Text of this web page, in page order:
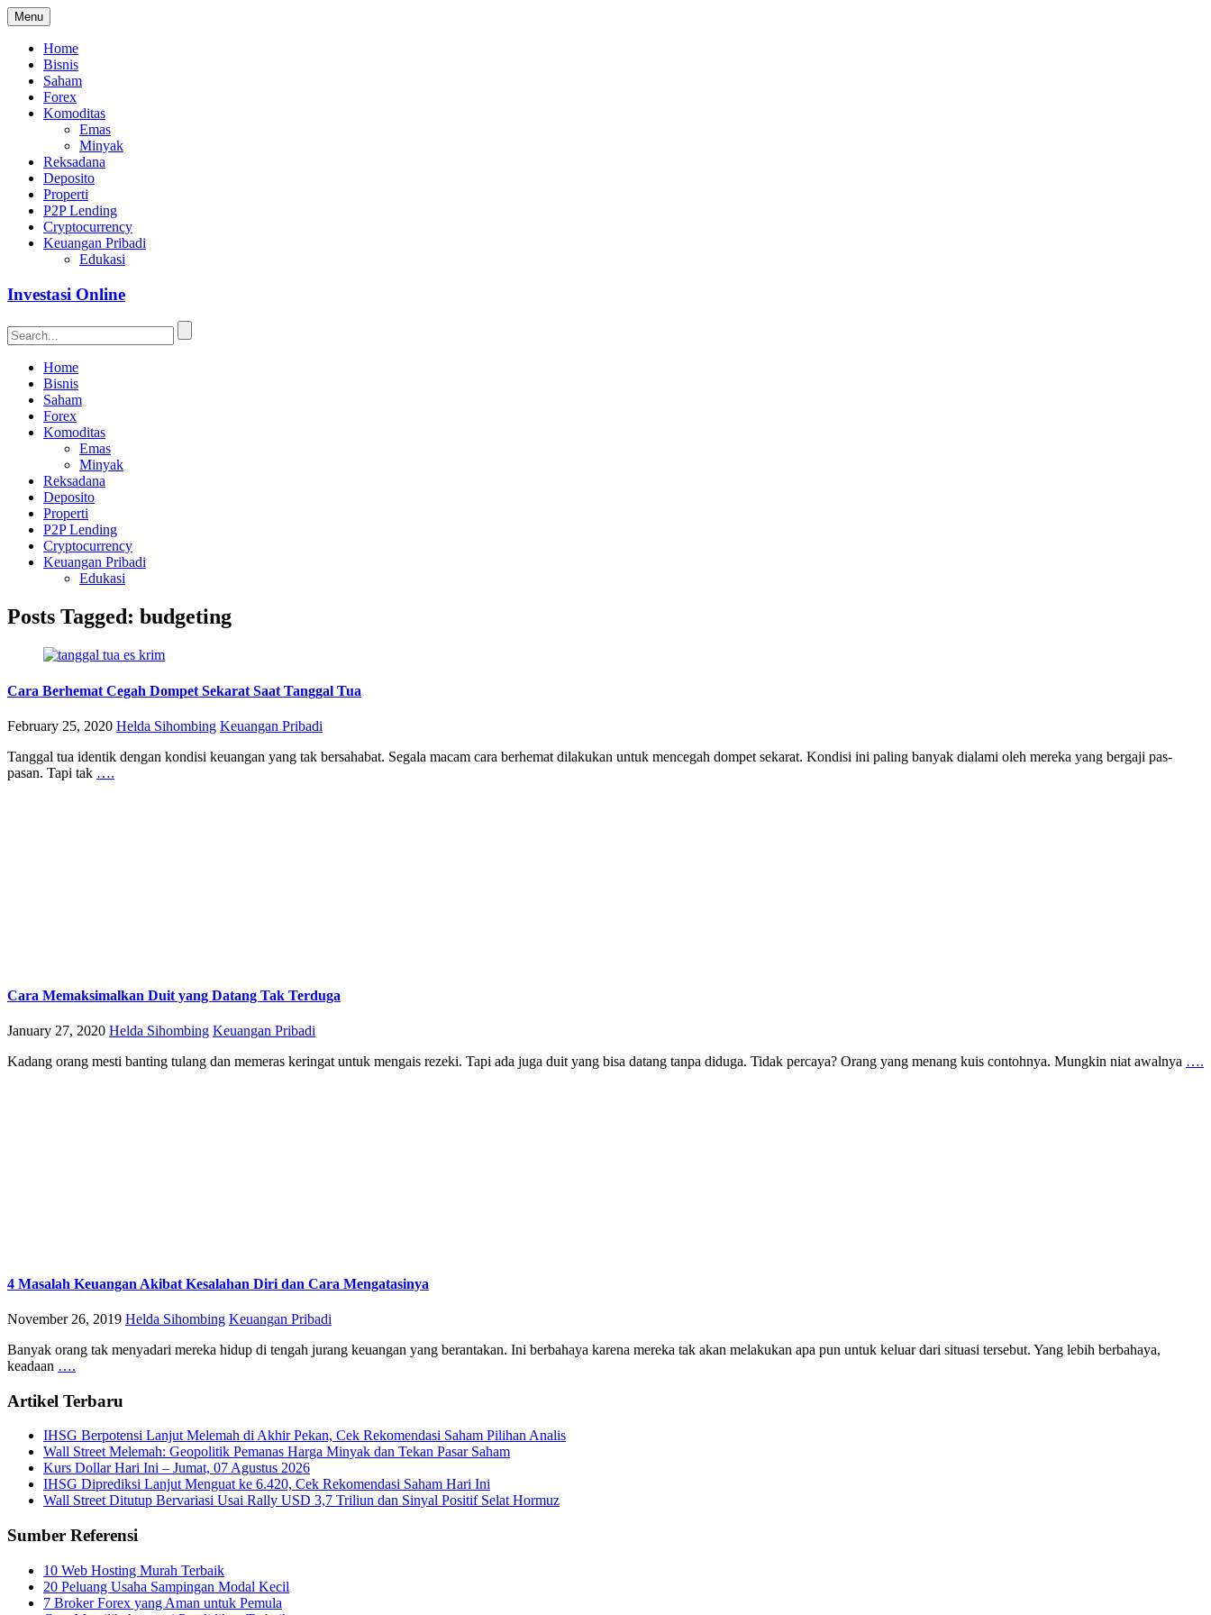
Menu
Home
Bisnis
Saham
Forex
Komoditas
Emas
Minyak
Reksadana
Deposito
Properti
P2P Lending
Cryptocurrency
Keuangan Pribadi
Edukasi
Investasi Online
Home
Bisnis
Saham
Forex
Komoditas
Emas
Minyak
Reksadana
Deposito
Properti
P2P Lending
Cryptocurrency
Keuangan Pribadi
Edukasi
Posts Tagged: budgeting
Cara Berhemat Cegah Dompet Sekarat Saat Tanggal Tua
February 25, 2020 Helda Sihombing Keuangan Pribadi
Tanggal tua identik dengan kondisi keuangan yang tak bersahabat. Segala macam cara berhemat dilakukan untuk mencegah dompet sekarat. Kondisi ini paling banyak dialami oleh mereka yang bergaji pas-
pasan. Tapi tak ….
Cara Memaksimalkan Duit yang Datang Tak Terduga
January 27, 2020 Helda Sihombing Keuangan Pribadi
Kadang orang mesti banting tulang dan memeras keringat untuk mengais rezeki. Tapi ada juga duit yang bisa datang tanpa diduga. Tidak percaya? Orang yang menang kuis contohnya. Mungkin niat awalnya ….
4 Masalah Keuangan Akibat Kesalahan Diri dan Cara Mengatasinya
November 26, 2019 Helda Sihombing Keuangan Pribadi
Banyak orang tak menyadari mereka hidup di tengah jurang keuangan yang berantakan. Ini berbahaya karena mereka tak akan melakukan apa pun untuk keluar dari situasi tersebut. Yang lebih berbahaya,
keadaan ….
Artikel Terbaru
IHSG Berpotensi Lanjut Melemah di Akhir Pekan, Cek Rekomendasi Saham Pilihan Analis
Wall Street Melemah: Geopolitik Pemanas Harga Minyak dan Tekan Pasar Saham
Kurs Dollar Hari Ini – Jumat, 07 Agustus 2026
IHSG Diprediksi Lanjut Menguat ke 6.420, Cek Rekomendasi Saham Hari Ini
Wall Street Ditutup Bervariasi Usai Rally USD 3,7 Triliun dan Sinyal Positif Selat Hormuz
Sumber Referensi
10 Web Hosting Murah Terbaik
20 Peluang Usaha Sampingan Modal Kecil
7 Broker Forex yang Aman untuk Pemula